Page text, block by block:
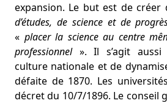
expansion. Le but est de créer
d’études, de science et de
« placer la science au centre
professionnel». Il s’agit aussi
culture nationale et de
défaite de 1870. Les
décret du 10/7/1896. Le conseil